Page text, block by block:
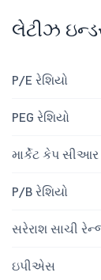
લેટીઝ
P/E રેશિયો
PEG રેશિયો
માર્કેટ કેપ સીઆર
P/B રેશિયો
સરેરાશ સાચી
ઇપીએસ